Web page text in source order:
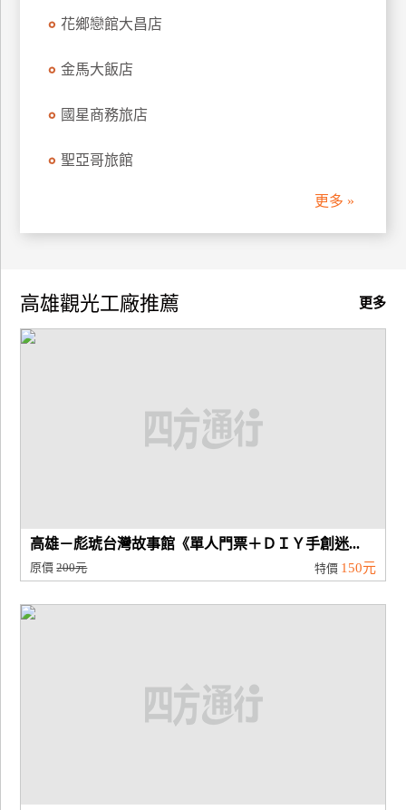
花鄉戀館大昌店
金馬大飯店
國星商務旅店
聖亞哥旅館
更多 »
更多
高雄觀光工廠推薦
高雄－彪琥台灣故事館《單人門票＋ＤＩＹ手創迷...
原價200元 特價 150元